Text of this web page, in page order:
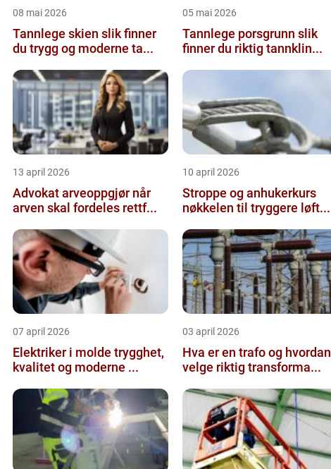
08 mai 2026
Tannlege skien slik finner
du trygg og moderne ta...
05 mai 2026
Tannlege porsgrunn slik
finner du riktig tannklin...
13 april 2026
Advokat arveoppgjør når
arven skal fordeles rettf...
10 april 2026
Stroppe og anhukerkurs
nøkkelen til tryggere løft...
07 april 2026
Elektriker i molde trygghet,
kvalitet og moderne ...
03 april 2026
Hva er en trafo og hvordan
velge riktig transforma...